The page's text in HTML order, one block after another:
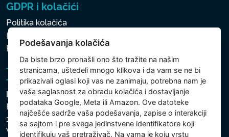
GDPR i kolačići
Politika kolačića
Politika zaštite ličnih i drugih obrađivanih podataka
Podešavanja kolačića
Intex Trading, s.r.o.
Hradecká 2526/3
130 00 Praha 3
Vinohrady - Česká republika
Podešavanja kolačića
Da biste brzo pronašli ono što tražite na našim
stranicama, uštedeli mnogo klikova i da vam se ne bi
prikazivali oglasi koji vas ne zanimaju, potrebna nam je
vaša saglasnost zaobradu kolačića i dostavljanje
podataka Google, Meta ili Amazon. Ove datoteke
najčešće sadrže vaša podešavanja, zapise o interakciji
sa sajtom i pre svega jedinstvene identifikatore koji
identifikuju vaš pretraživač. Na vama je koju vrstu